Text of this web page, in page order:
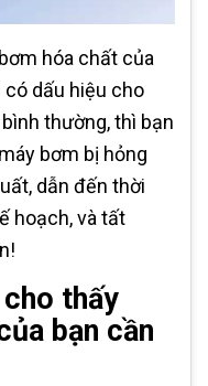
hóa chất của
dấu hiệu cho
thường, thì bạn
bơm bị hỏng
dẫn đến thời
hoạch, và tất
thấy
bạn cần